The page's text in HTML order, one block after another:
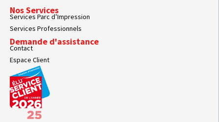
Nos Services
Services Parc d’Impression
Services Professionnels
Demande d'assistance
Contact
Espace Client